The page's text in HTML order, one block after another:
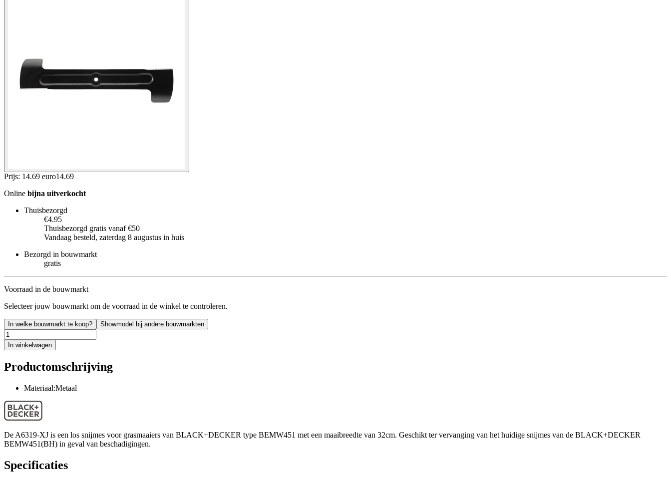
Prijs: 14.69 euro14.69
Online bijna uitverkocht
Thuisbezorgd
€4.95
Thuisbezorgd gratis vanaf €50
Vandaag besteld, zaterdag 8 augustus in huis
Bezorgd in bouwmarkt
gratis
Voorraad in de bouwmarkt
Selecteer jouw bouwmarkt om de voorraad in de winkel te controleren.
In welke bouwmarkt te koop? Showmodel bij andere bouwmarkten
In winkelwagen
Productomschrijving
Materiaal:Metaal
De A6319-XJ is een los snijmes voor grasmaaiers van BLACK+DECKER type BEMW451 met een maaibreedte van 32cm. Geschikt ter vervanging van het huidige snijmes van de BLACK+DECKER
BEMW451(BH) in geval van beschadigingen.
Specificaties